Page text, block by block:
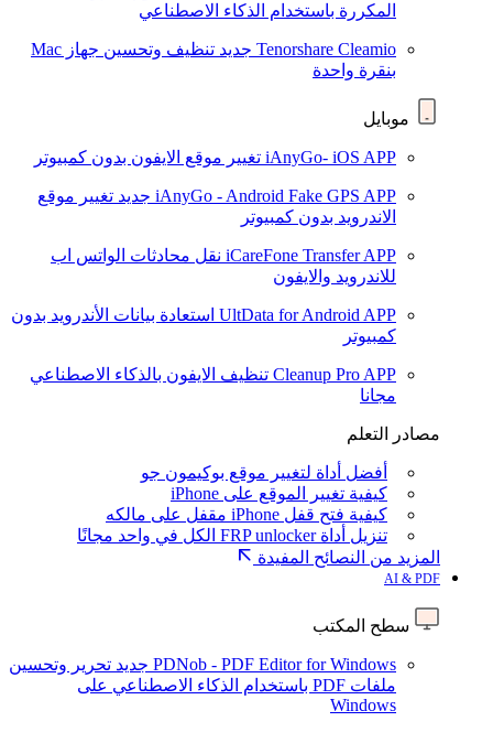
المكررة باستخدام الذكاء الاصطناعي
Tenorshare Cleamio جديد
تنظيف وتحسين جهاز Mac
بنقرة واحدة
موبايل
iAnyGo- iOS APP تغيير موقع الايفون بدون كمبيوتر
iAnyGo - Android Fake GPS APP جديد تغيير موقع
الاندرويد بدون كمبيوتر
iCareFone Transfer APP نقل محادثات الواتس اب
للاندرويد والايفون
UltData for Android APP استعادة بيانات الأندرويد بدون
كمبيوتر
Cleanup Pro APP تنظيف الايفون بالذكاء الاصطناعي
مجانا
مصادر التعلم
أفضل أداة لتغيير موقع بوكيمون جو
كيفية تغيير الموقع على iPhone
كيفية فتح قفل iPhone مقفل على مالكه
تنزيل أداة FRP unlocker الكل في واحد مجانًا
المزيد من النصائح المفيدة
AI & PDF
سطح المكتب
PDNob - PDF Editor for Windows جديد تحرير وتحسين
ملفات PDF باستخدام الذكاء الاصطناعي على
Windows